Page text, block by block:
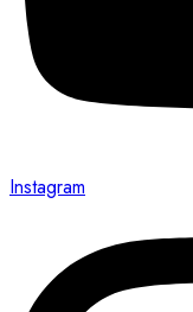
Instagram